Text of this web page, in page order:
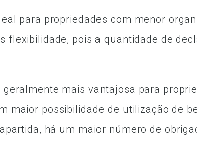
para propriedades com menor
flexibilidade, pois a quantidade de
geralmente mais vantajosa para
maior possibilidade de utilização de
há um maior número de